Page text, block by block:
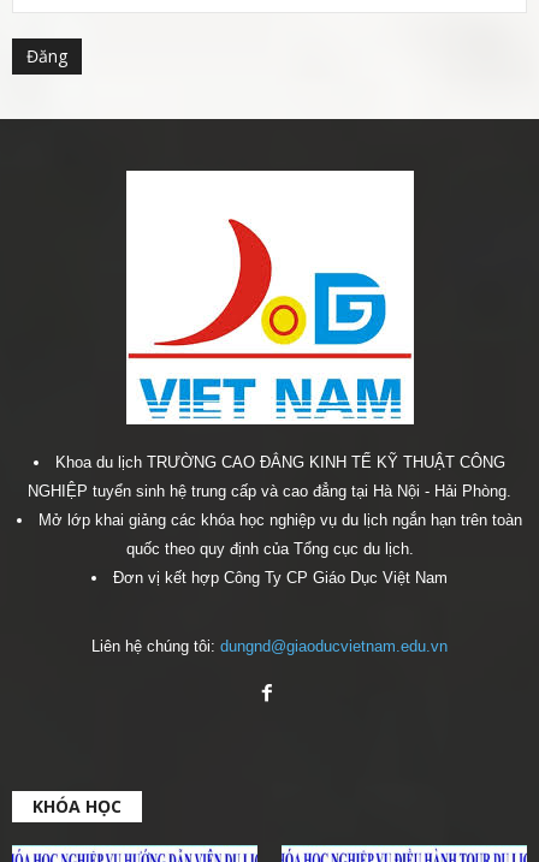
Khoa du lịch TRƯỜNG CAO ĐẲNG KINH TẾ KỸ THUẬT CÔNG
NGHIỆP tuyển sinh hệ trung cấp và cao đẳng tại Hà Nội - Hải Phòng.
Mở lớp khai giảng các khóa học nghiệp vụ du lịch ngắn hạn trên toàn
quốc theo quy định của Tổng cục du lịch.
Đơn vị kết hợp Công Ty CP Giáo Dục Việt Nam
Liên hệ chúng tôi: dungnd@giaoducvietnam.edu.vn
KHÓA HỌC